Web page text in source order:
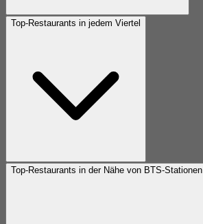
Top-Restaurants in jedem Viertel
Top-Restaurants in der Nähe von BTS-Stationen